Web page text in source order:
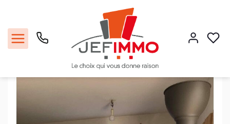
Acheter
Location appartement 69 m², Saint julien de concelles 44450Loire-
Atlantique